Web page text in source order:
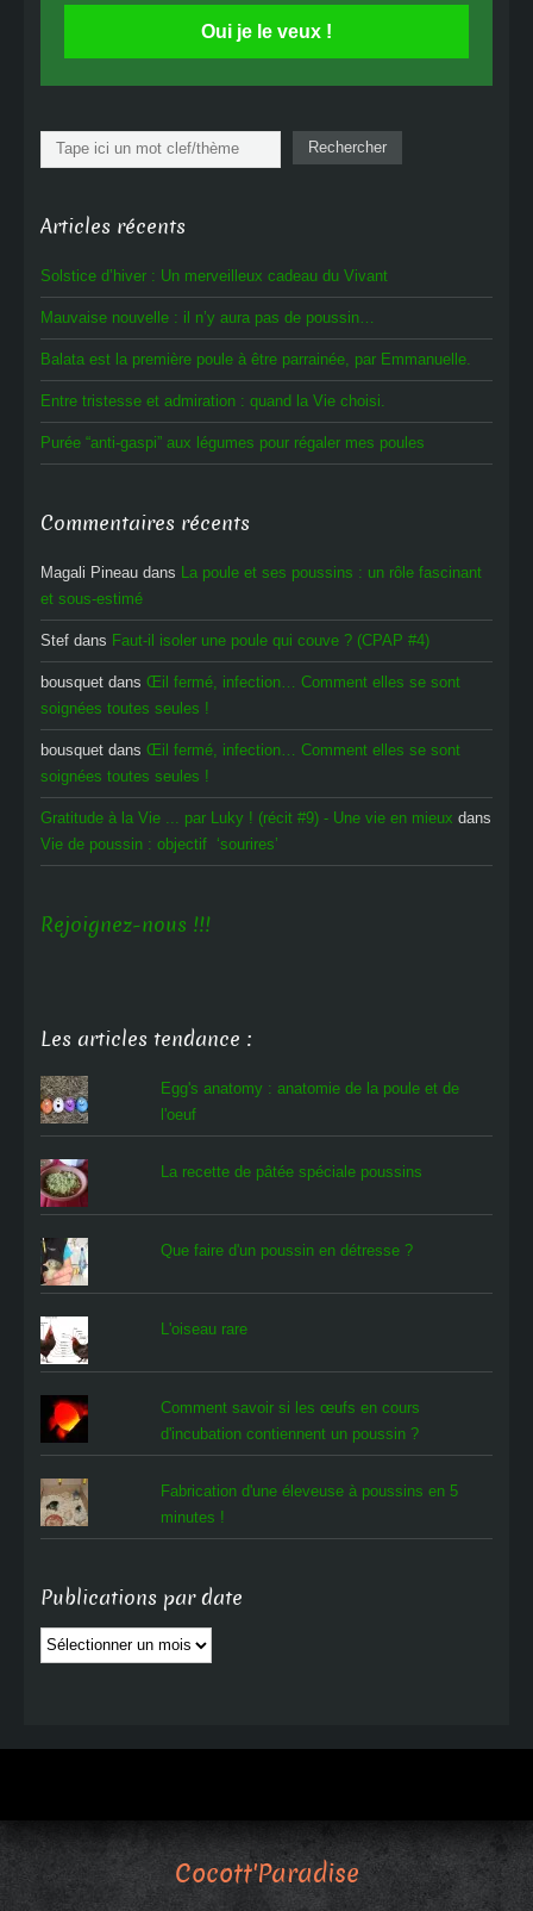
Oui je le veux !
Rechercher Rechercher
Articles récents
Solstice d’hiver : Un merveilleux cadeau du Vivant
Mauvaise nouvelle : il n’y aura pas de poussin…
Balata est la première poule à être parrainée, par Emmanuelle.
Entre tristesse et admiration : quand la Vie choisi.
Purée “anti-gaspi” aux légumes pour régaler mes poules
Commentaires récents
Magali Pineau dans La poule et ses poussins : un rôle fascinant
et sous-estimé
Stef dans Faut-il isoler une poule qui couve ? (CPAP #4)
bousquet dans Œil fermé, infection… Comment elles se sont
soignées toutes seules !
bousquet dans Œil fermé, infection… Comment elles se sont
soignées toutes seules !
Gratitude à la Vie ... par Luky ! (récit #9) - Une vie en mieux dans
Vie de poussin : objectif ‘sourires’
Rejoignez-nous !!!
Les articles tendance :
Egg's anatomy : anatomie de la poule et de
l'oeuf
La recette de pâtée spéciale poussins
Que faire d'un poussin en détresse ?
L'oiseau rare
Comment savoir si les œufs en cours
d'incubation contiennent un poussin ?
Fabrication d'une éleveuse à poussins en 5
minutes !
Publications par date
Publications
par
Cocott'Paradise